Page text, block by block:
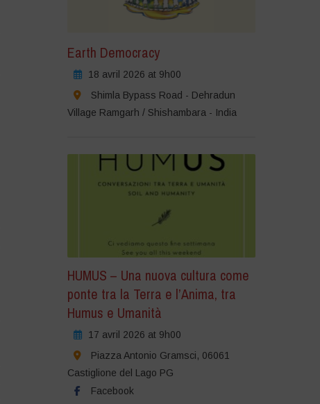
Earth Democracy
18 avril 2026 at 9h00
Shimla Bypass Road - Dehradun
Village Ramgarh / Shishambara - India
HUMUS – Una nuova cultura come
ponte tra la Terra e l’Anima, tra
Humus e Umanità
17 avril 2026 at 9h00
Piazza Antonio Gramsci, 06061
Castiglione del Lago PG
Facebook